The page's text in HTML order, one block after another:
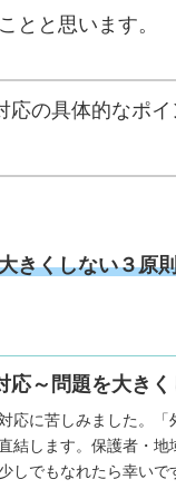
とと思います。
の具体的なポ
きくしない３原
応～問題を大きく
応に苦しみました。
結します。保護者・
しでもなれたら幸いで